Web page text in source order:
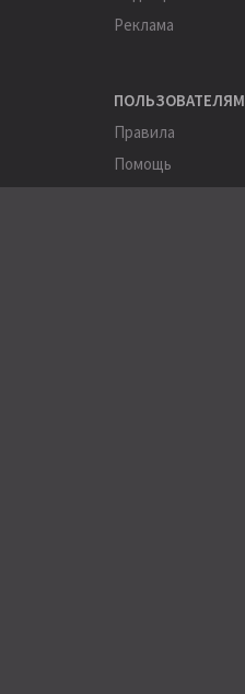
Реклама
ПОЛЬЗОВАТЕЛЯМ
Правила
Помощь